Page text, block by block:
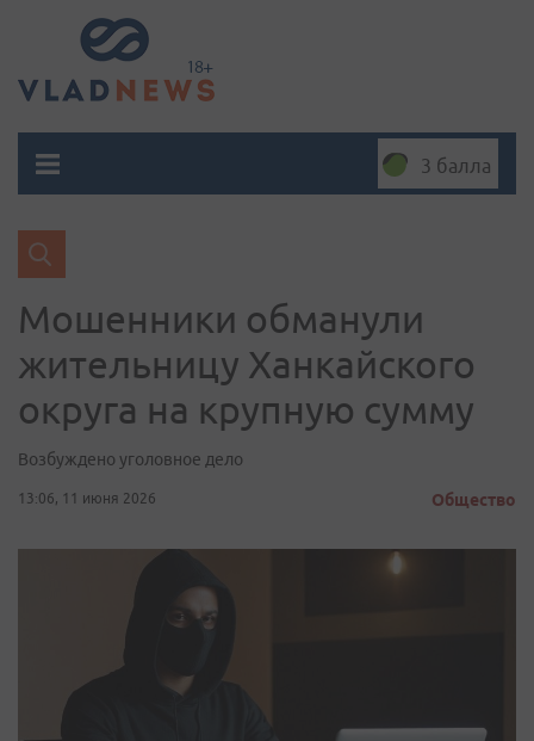
3 балла
Мошенники обманули
жительницу Ханкайского
округа на крупную сумму
Возбуждено уголовное дело
13:06, 11 июня 2026 Общество